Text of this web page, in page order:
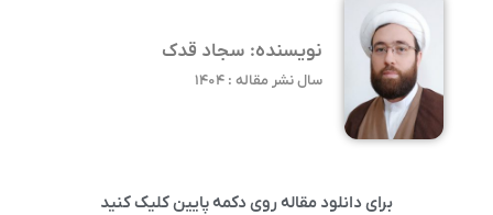
نویسنده: سجاد قدک
سال نشر مقاله : ۱۴۰۴
برای دانلود مقاله روی دکمه پایین کلیک کنید